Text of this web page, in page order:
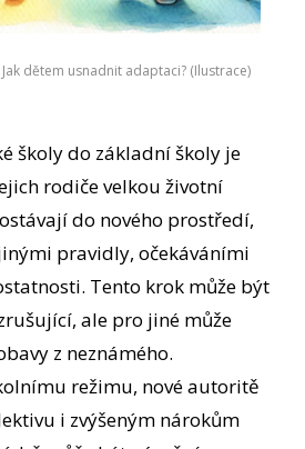
dětem usnadnit adaptaci? (Ilustrace)
školy do základní školy je
rodiče velkou životní
do nového prostředí,
pravidly, očekáváními
Tento krok může být
ale pro jiné může
z neznámého.
režimu, nové autoritě
i zvýšeným nárokům